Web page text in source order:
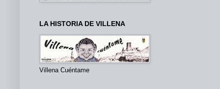
LA HISTORIA DE VILLENA
Villena Cuéntame